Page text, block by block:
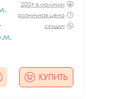
200+ в наличии
розничная цена
скидки
КУПИТЬ